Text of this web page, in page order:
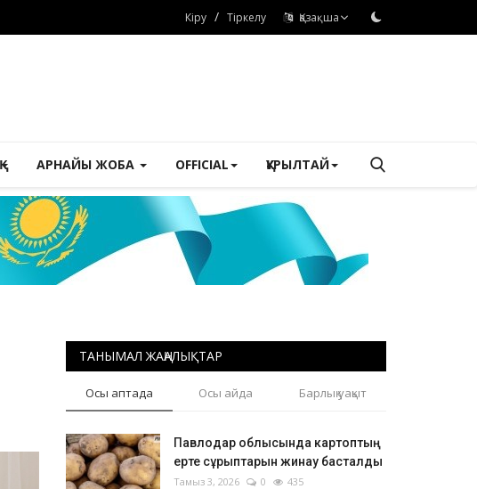
Кіру / Тіркелу Қазақша
АРНАЙЫ ЖОБА OFFICIAL ҚҰРЫЛТАЙ
ТАНЫМАЛ ЖАҢАЛЫҚТАР
Осы аптада Осы айда Барлық уақыт
Павлодар облысында картоптың
ерте сұрыптарын жинау басталды
Тамыз 3, 2026 0 435